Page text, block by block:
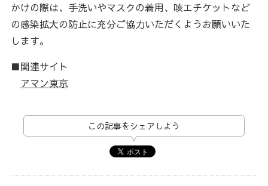
かけの際は、手洗いやマスクの着用、咳エチケットなど
の感染拡大の防止に充分ご協力いただくようお願いいた
します。
■関連サイト
アマン東京
この記事をシェアしよう